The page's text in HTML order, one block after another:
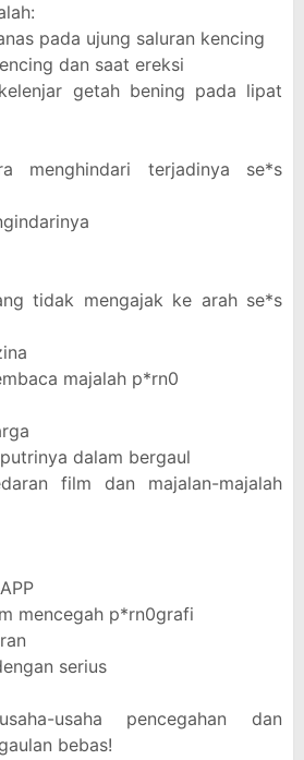
pada ujung saluran kencing
dan saat ereksi
getah bening pada lipat
menghindari terjadinya se*s
tidak mengajak ke arah se*s
majalah p*rn0
dalam bergaul
film dan majalan-majalah
mencegah p*rn0grafi
serius
usaha pencegahan dan
bebas!